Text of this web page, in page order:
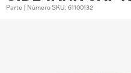
Parte | Número SKU: 61100132